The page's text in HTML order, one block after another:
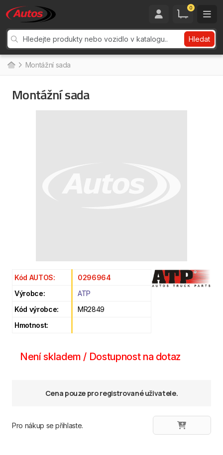
0
Hledat
Montážní sada
Montážní sada
Kód AUTOS:
0296964
Výrobce:
ATP
Kód výrobce:
MR2849
Hmotnost:
Není skladem / Dostupnost na dotaz
Cena pouze pro registrované uživatele.
Pro nákup se přihlaste.